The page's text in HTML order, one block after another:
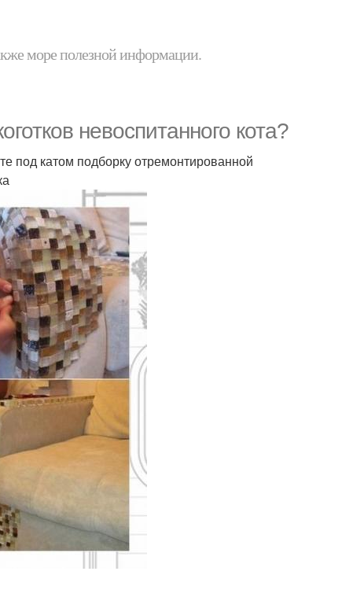
море полезной информации.
невоспитанного кота?
под катом подборку отремонтированной